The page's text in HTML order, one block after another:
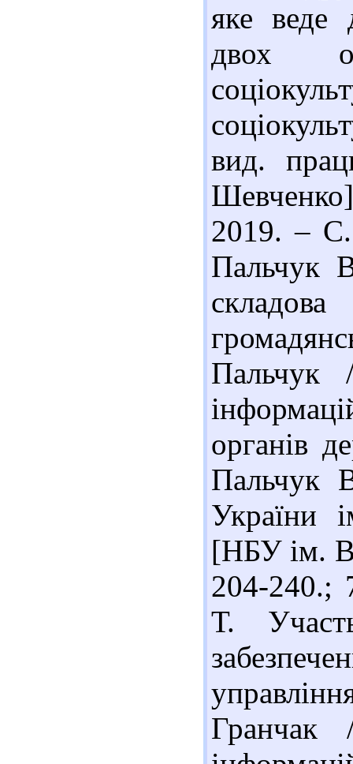
яке веде
двох
вид.
2019. –
Пальчук
Пальчук
органів
Пальчук
України
[НБУ ім.
204-240.;
Т.
Гранчак